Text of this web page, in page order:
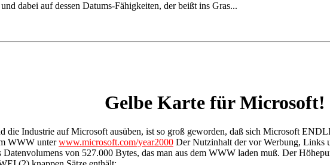
dabei auf dessen Datums-Fähigkeiten, der beißt ins Gras...
Gelbe Karte für Microsoft!
die Industrie auf Microsoft ausüben, ist so groß geworden, daß sich Microsoft
WWW unterwww.microsoft.com/year2000 Der Nutzinhalt der vor Werbung, Links
von 527.000 Bytes, das man aus dem WWW laden muß. Der